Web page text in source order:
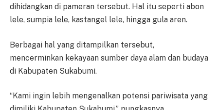
dihidangkan di pameran tersebut. Hal itu seperti abon
lele, sumpia lele, kastangel lele, hingga gula aren.
Berbagai hal yang ditampilkan tersebut,
mencerminkan kekayaan sumber daya alam dan budaya
di Kabupaten Sukabumi.
“Kami ingin lebih mengenalkan potensi pariwisata yang